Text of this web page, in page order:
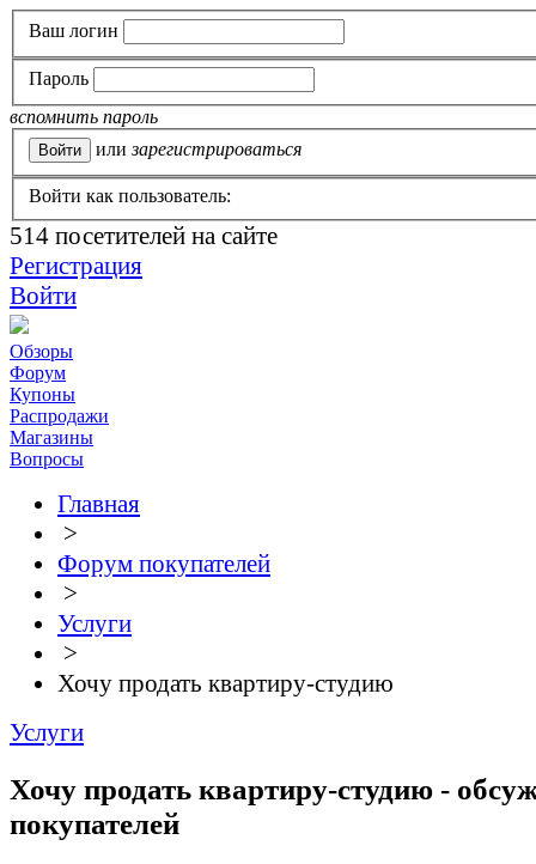
Ваш логин
Пароль
вспомнить пароль
или зарегистрироваться
Войти как пользователь:
514 посетителей на сайте
Регистрация
Войти
Обзоры
Форум
Купоны
Распродажи
Магазины
Вопросы
Главная
>
Форум покупателей
>
Услуги
>
Хочу продать квартиру-студию
Услуги
Хочу продать квартиру-студию -
покупателей